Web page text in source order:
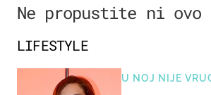
Ne propustite ni ovo
LIFESTYLE
U NOJ NIJE